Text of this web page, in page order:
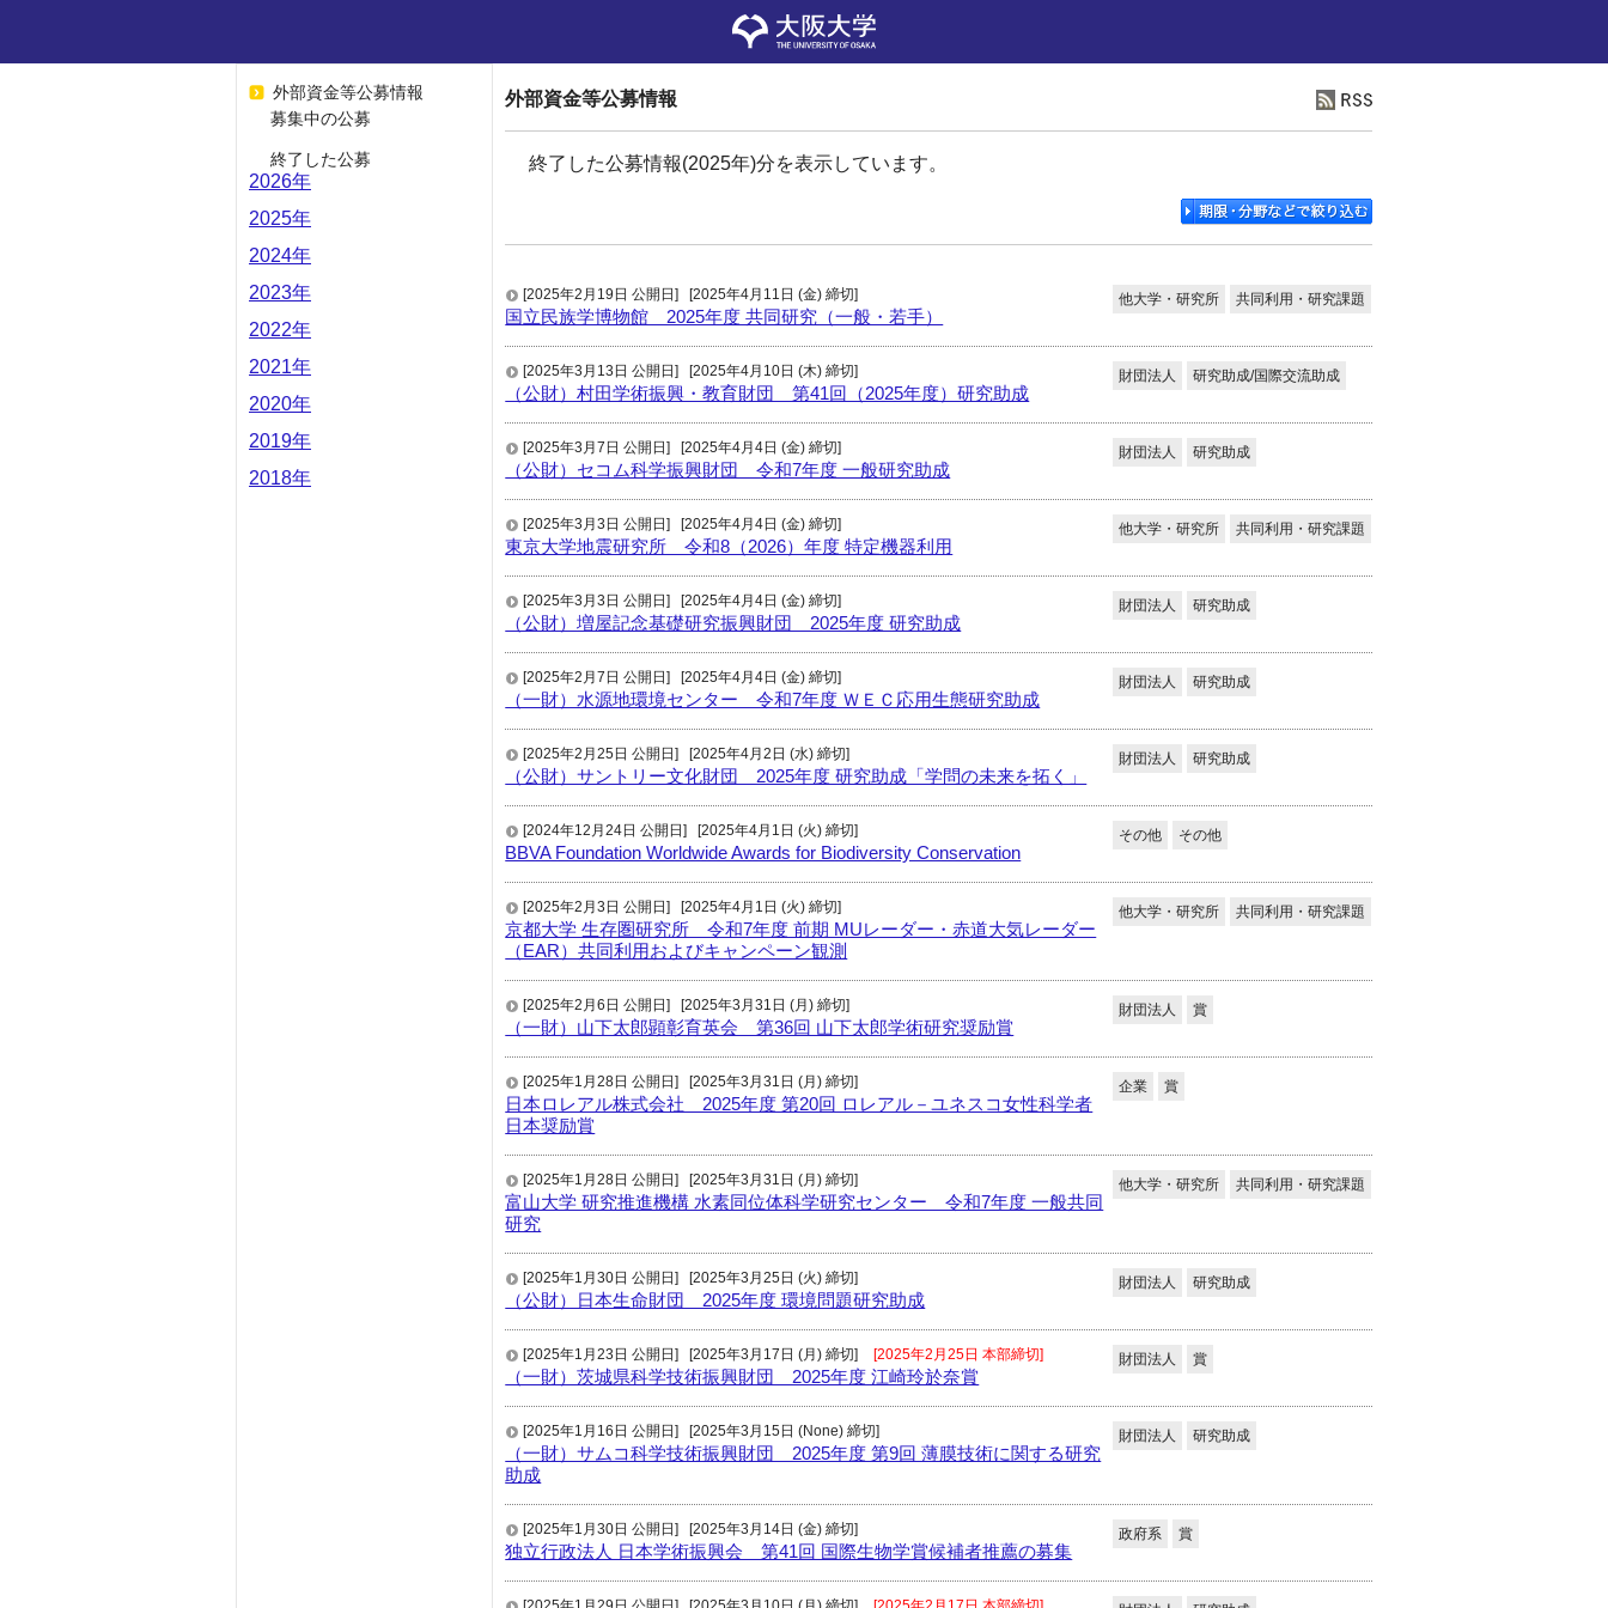
外部資金等公募情報
募集中の公募
終了した公募
2026年
2025年
2024年
2023年
2022年
2021年
2020年
2019年
2018年
外部資金等公募情報
終了した公募情報(2025年)分を表示しています。
[2025年2月19日 公開日] [2025年4月11日 (金) 締切]
国立民族学博物館 2025年度 共同研究（一般・若手）
他大学・研究所 共同利用・研究課題
[2025年3月13日 公開日] [2025年4月10日 (木) 締切]
（公財）村田学術振興・教育財団 第41回（2025年度）研究助成
財団法人 研究助成/国際交流助成
[2025年3月7日 公開日] [2025年4月4日 (金) 締切]
（公財）セコム科学振興財団 令和7年度 一般研究助成
財団法人 研究助成
[2025年3月3日 公開日] [2025年4月4日 (金) 締切]
東京大学地震研究所 令和8（2026）年度 特定機器利用
他大学・研究所 共同利用・研究課題
[2025年3月3日 公開日] [2025年4月4日 (金) 締切]
（公財）増屋記念基礎研究振興財団 2025年度 研究助成
財団法人 研究助成
[2025年2月7日 公開日] [2025年4月4日 (金) 締切]
（一財）水源地環境センター 令和7年度 ＷＥＣ応用生態研究助成
財団法人 研究助成
[2025年2月25日 公開日] [2025年4月2日 (水) 締切]
（公財）サントリー文化財団 2025年度 研究助成「学問の未来を拓く」
財団法人 研究助成
[2024年12月24日 公開日] [2025年4月1日 (火) 締切]
BBVA Foundation Worldwide Awards for Biodiversity Conservation
その他 その他
[2025年2月3日 公開日] [2025年4月1日 (火) 締切]
京都大学 生存圏研究所 令和7年度 前期 MUレーダー・赤道大気レーダー
（EAR）共同利用およびキャンペーン観測
他大学・研究所 共同利用・研究課題
[2025年2月6日 公開日] [2025年3月31日 (月) 締切]
（一財）山下太郎顕彰育英会 第36回 山下太郎学術研究奨励賞
財団法人 賞
[2025年1月28日 公開日] [2025年3月31日 (月) 締切]
日本ロレアル株式会社 2025年度 第20回 ロレアル－ユネスコ女性科学者
日本奨励賞
企業 賞
[2025年1月28日 公開日] [2025年3月31日 (月) 締切]
富山大学 研究推進機構 水素同位体科学研究センター 令和7年度 一般共同
研究
他大学・研究所 共同利用・研究課題
[2025年1月30日 公開日] [2025年3月25日 (火) 締切]
（公財）日本生命財団 2025年度 環境問題研究助成
財団法人 研究助成
[2025年1月23日 公開日] [2025年3月17日 (月) 締切] [2025年2月25日 本部締切]
（一財）茨城県科学技術振興財団 2025年度 江崎玲於奈賞
財団法人 賞
[2025年1月16日 公開日] [2025年3月15日 (None) 締切]
（一財）サムコ科学技術振興財団 2025年度 第9回 薄膜技術に関する研究
助成
財団法人 研究助成
[2025年1月30日 公開日] [2025年3月14日 (金) 締切]
独立行政法人 日本学術振興会 第41回 国際生物学賞候補者推薦の募集
政府系 賞